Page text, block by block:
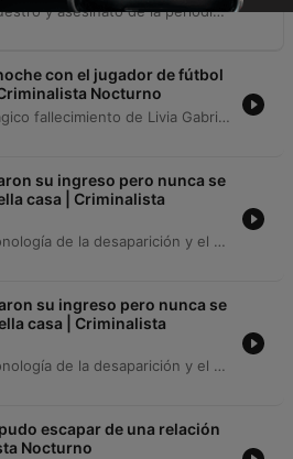
Este episodio narra el secuestro y asesinato de la periodista Roxana Berenice Guzmán Ramírez en Veracruz, detallando la implicación de policías municipales con un grupo criminal. La investigación revela cómo su labor periodística sobre abusos de autoridad pudo estar relacionada con su crimen, culminando en el hallazgo de sus restos. Asimismo, se profundiza en las investigaciones y capturas relacionadas con el caso, incluyendo la red criminal y la complicidad entre autoridades y grupos delictivos. El episodio aborda también los esfuerzos legales para desafiar la inmunidad de funcionarios señalados y contextualiza la peligrosidad de ejercer el periodismo en México.
con el jugador de fútbol
Nocturno
Este episodio analiza el trágico fallecimiento de Livia Gabriele da Silva Matos el 30 de enero de 2024, tras sufrir múltiples paros cardiorrespiratorios después de un encuentro con el futbolista Dimas Cándido de Oliveira Filo. Se exploran las complicaciones médicas, los hallazgos de la necropsia y las sospechas iniciales de violencia. La investigación judicial concluyó que el deceso fue una fatalidad médica causada por una hemorragia aguda sin intención de daño por parte del jugador. A pesar del cierre legal del caso por ausencia de responsabilidad penal, se examina el profundo impacto mediático y social en la carrera de Dimas.
su ingreso pero nunca se
casa | Criminalista
Este episodio detalla la cronología de la desaparición y el hallazgo del cuerpo de Ivonne Marisela López Rosendo, desde su último mensaje a su madre hasta el descubrimiento en Morelos. Se describen las investigaciones sobre su ingreso a una vivienda en Coyoacán, el hallazgo de su triciclo eléctrico y las detenciones de implicados relacionados con el traslado del cuerpo. Asimismo, se analizan las inconsistencias en la investigación y la teoría de la familia sobre una acción coordinada. El relato repasa la línea de tiempo de los hechos y concluye con un mensaje de cierre del podcast.
su ingreso pero nunca se
casa | Criminalista
Este episodio detalla la cronología de la desaparición y el hallazgo del cuerpo de Ivonne Marisela López Rosendo, desde su último mensaje a su madre hasta el descubrimiento en Morelos. Se describen las investigaciones sobre su ingreso a una vivienda en Coyoacán, el hallazgo de su triciclo eléctrico y las detenciones de implicados relacionados con el traslado del cuerpo. Asimismo, se analizan las inconsistencias en la investigación y la teoría de la familia sobre una acción coordinada. Se repasa la línea de tiempo de los hechos y se concluye con un mensaje de cierre del podcast.
escapar de una relación
Nocturno